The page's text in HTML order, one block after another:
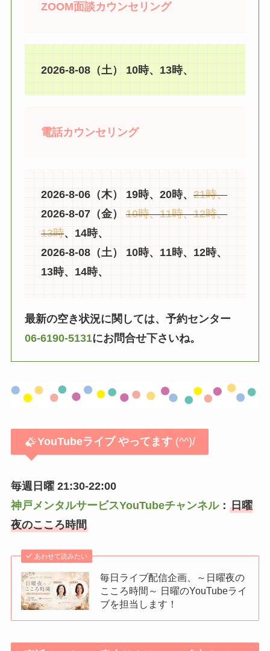
ZOOM面談カウンセリング
2026-8-08（土） 10時、13時、
電話カウンセリング
2026-8-06（木） 19時、20時、21時、
2026-8-07（金）10時、11時、12時、
13時、14時、
2026-8-08（土） 10時、11時、12時、
13時、14時、
最新の空き状況に関しては、予約センター
06-6190-5131にお問合せ下さいね。
YouTubeライブ やってます(^^)/
毎週日曜 21:30-22:00
神戸メンタルサービスYouTubeチャンネル： 日曜
夜のこころ時間
あわせて読みたい
毎日ライブ配信企画、～日曜夜の
こころ時間～ 日曜のYouTubeライ
ブを担当します！